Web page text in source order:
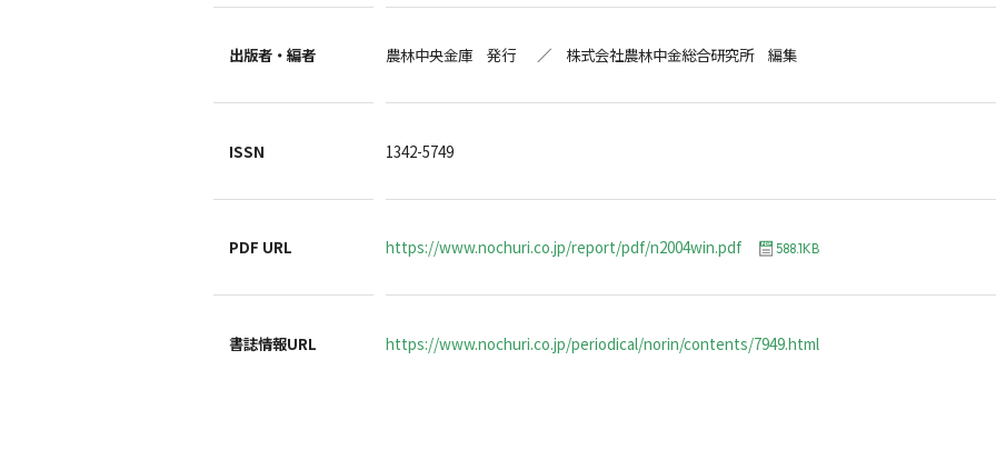
出版者・編者 農林中央金庫 発行 ／ 株式会社農林中金総合研究所 編集
ISSN 1342-5749
PDF URL https://www.nochuri.co.jp/report/pdf/n2004win.pdf 588.1KB
書誌情報URL https://www.nochuri.co.jp/periodical/norin/contents/7949.html